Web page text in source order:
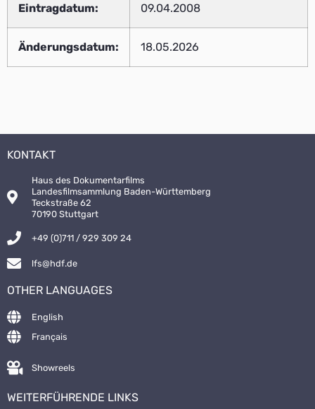
Eintragdatum: 09.04.2008
Änderungsdatum: 18.05.2026
KONTAKT
Haus des Dokumentarfilms
Landesfilmsammlung Baden-Württemberg
Teckstraße 62
70190 Stuttgart
+49 (0)711 / 929 309 24
lfs@hdf.de
OTHER LANGUAGES
English
Français
Showreels
WEITERFÜHRENDE LINKS